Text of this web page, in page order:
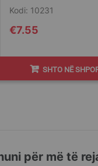
€7.55
Kodi: 10231
SHTO NË
për më të